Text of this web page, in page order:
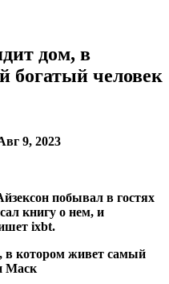
дом, в
богатый человек
9, 2023
побывал в гостях
книгу о нем, и
ixbt.